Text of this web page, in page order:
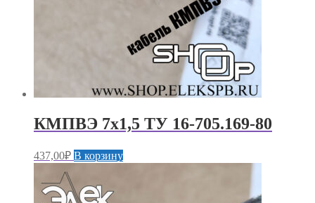
КМПВЭ 7х1,5 ТУ 16-705.169-80
437,00₽ В корзину